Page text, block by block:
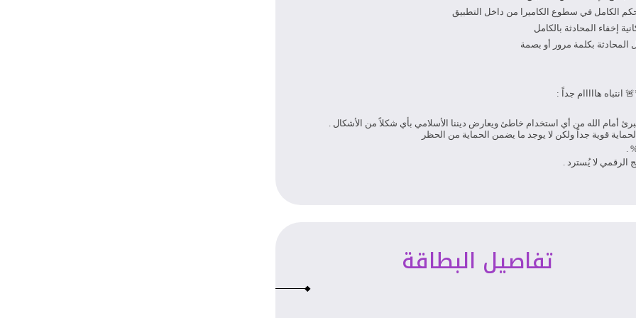
الكامل في سطوع الكاميرا من داخل التطبيق
إخفاء المحادثة بالكامل
المحادثة بكلمة مرور أو بصمة
انتباه هااااام جداً :
أمام الله من أي استخدام خاطئ ويعارض ديننا الأسلامي بأي شكلاً من الأشكال .
الحماية قوية جداً ولكن لا يوجد ما يضمن الحماية من الحظر
الرقمي لا يُسترد .
تفاصيل البطاقة